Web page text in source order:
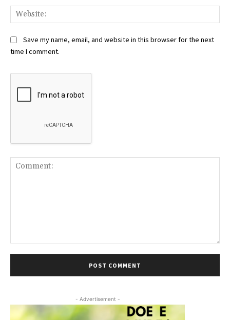
Save my name, email, and website in this browser for the next
time I comment.
- Advertisement -